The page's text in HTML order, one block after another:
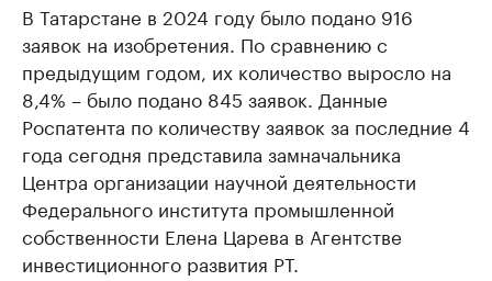
В Татарстане в 2024 году было подано 916
заявок на изобретения. По сравнению с
предыдущим годом, их количество выросло на
8,4% – было подано 845 заявок. Данные
Роспатента по количеству заявок за последние 4
года сегодня представила замначальника
Центра организации научной деятельности
Федерального института промышленной
собственности Елена Царева в Агентстве
инвестиционного развития РТ.